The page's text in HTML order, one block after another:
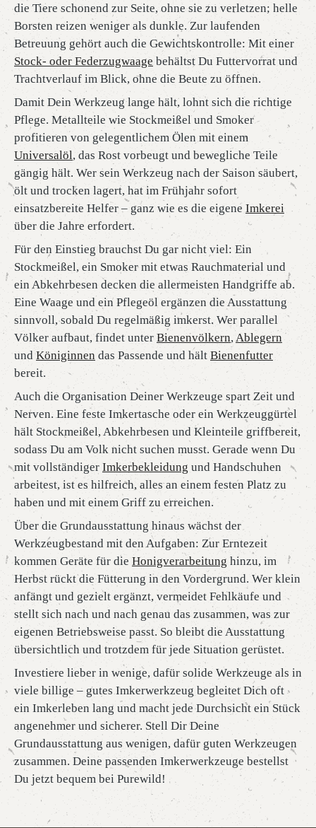
die Tiere schonend zur Seite, ohne sie zu verletzen; helle
Borsten reizen weniger als dunkle. Zur laufenden
Betreuung gehört auch die Gewichtskontrolle: Mit einer
Stock- oder Federzugwaage behältst Du Futtervorrat und
Trachtverlauf im Blick, ohne die Beute zu öffnen.
Damit Dein Werkzeug lange hält, lohnt sich die richtige
Pflege. Metallteile wie Stockmeißel und Smoker
profitieren von gelegentlichem Ölen mit einem
Universalöl, das Rost vorbeugt und bewegliche Teile
gängig hält. Wer sein Werkzeug nach der Saison säubert,
ölt und trocken lagert, hat im Frühjahr sofort
einsatzbereite Helfer – ganz wie es die eigene Imkerei
über die Jahre erfordert.
Für den Einstieg brauchst Du gar nicht viel: Ein
Stockmeißel, ein Smoker mit etwas Rauchmaterial und
ein Abkehrbesen decken die allermeisten Handgriffe ab.
Eine Waage und ein Pflegeöl ergänzen die Ausstattung
sinnvoll, sobald Du regelmäßig imkerst. Wer parallel
Völker aufbaut, findet unter Bienenvölkern, Ablegern
und Königinnen das Passende und hält Bienenfutter
bereit.
Auch die Organisation Deiner Werkzeuge spart Zeit und
Nerven. Eine feste Imkertasche oder ein Werkzeuggürtel
hält Stockmeißel, Abkehrbesen und Kleinteile griffbereit,
sodass Du am Volk nicht suchen musst. Gerade wenn Du
mit vollständiger Imkerbekleidung und Handschuhen
arbeitest, ist es hilfreich, alles an einem festen Platz zu
haben und mit einem Griff zu erreichen.
Über die Grundausstattung hinaus wächst der
Werkzeugbestand mit den Aufgaben: Zur Erntezeit
kommen Geräte für die Honigverarbeitung hinzu, im
Herbst rückt die Fütterung in den Vordergrund. Wer klein
anfängt und gezielt ergänzt, vermeidet Fehlkäufe und
stellt sich nach und nach genau das zusammen, was zur
eigenen Betriebsweise passt. So bleibt die Ausstattung
übersichtlich und trotzdem für jede Situation gerüstet.
Investiere lieber in wenige, dafür solide Werkzeuge als in
viele billige – gutes Imkerwerkzeug begleitet Dich oft
ein Imkerleben lang und macht jede Durchsicht ein Stück
angenehmer und sicherer. Stell Dir Deine
Grundausstattung aus wenigen, dafür guten Werkzeugen
zusammen. Deine passenden Imkerwerkzeuge bestellst
Du jetzt bequem bei Purewild!